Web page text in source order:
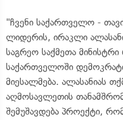
"ჩვენი საქართველო -
ლიდერის, ირაკლი
საგრეო საქმეთა
საქართველოში
მიესალმება. ალასანიას
აღმოსავლეთის
შემუშავდება პროექტი,